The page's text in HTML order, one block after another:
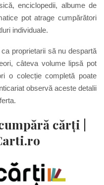
enciclopedii, albume de
pot atrage cumpărători
individuale.
proprietarii să nu despartă
câteva volume lipsă pot
o colecție completă poate
observă aceste detalii
cărți |